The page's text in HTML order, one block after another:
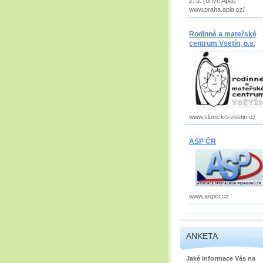
www.praha.apla.cz/
Rodinné a mateřské
centrum Vsetín, o.s.
www.slunicko-vsetin.cz
ASP ČR
www.aspcr.cz
ANKETA
Jaké informace Vás na